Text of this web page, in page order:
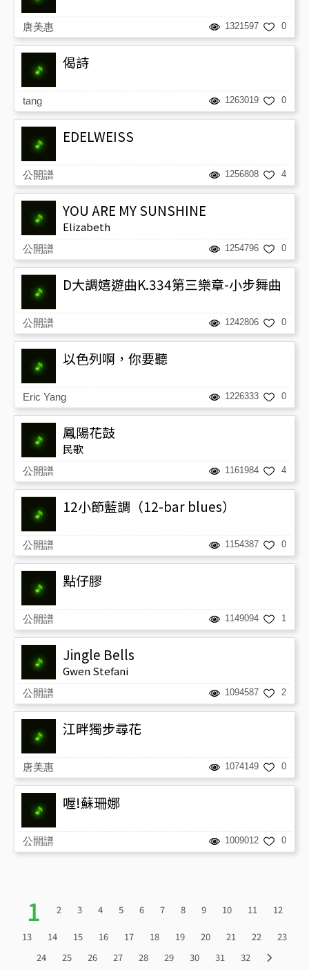
唐美惠 1321597 0
偈詩
tang 1263019 0
EDELWEISS
公開譜 1256808 4
YOU ARE MY SUNSHINE
Elizabeth
公開譜 1254796 0
D大調嬉遊曲K.334第三樂章-小步舞曲
公開譜 1242806 0
以色列啊，你要聽
Eric Yang 1226333 0
鳳陽花鼓
民歌
公開譜 1161984 4
12小節藍調（12-bar blues）
公開譜 1154387 0
點仔膠
公開譜 1149094 1
Jingle Bells
Gwen Stefani
公開譜 1094587 2
江畔獨步尋花
唐美惠 1074149 0
喔!蘇珊娜
公開譜 1009012 0
1 2 3 4 5 6 7 8 9 10 11 12
13 14 15 16 17 18 19 20 21 22
23
24
25 26 27 28 29 30 31 32